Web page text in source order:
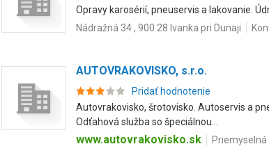
Opravy karosérií, pneuservis a lakovanie.
Nádražná 34 , 900 28 Ivanka pri Dunaji
AUTOVRAKOVISKO, s.r.o.
Pridať hodnotenie
Autovrakovisko, šrotovisko. Autoservis a
Odťahová služba so špeciálnou...
www.autovrakovisko.sk